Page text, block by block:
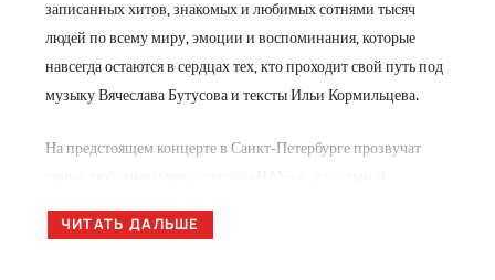
записанных хитов, знакомых и любимых сотнями тысяч
людей по всему миру, эмоции и воспоминания, которые
навсегда остаются в сердцах тех, кто проходит свой путь под
музыку Вячеслава Бутусова и тексты Ильи Кормильцева.
На предстоящем концерте в Санкт-Петербурге прозвучат
знакомых музыкальных полотен будут усилены благодаря
ЧИТАТЬ ДАЛЬШЕ